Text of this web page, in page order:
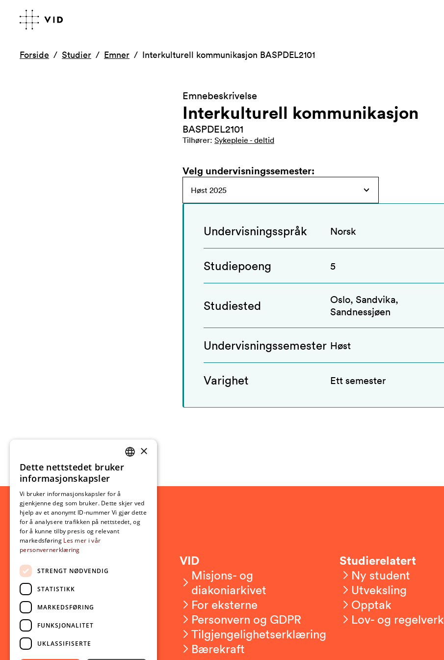
Forside Studier Emner Interkulturell kommunikasjon BASPDEL2101
Emnebeskrivelse
Interkulturell kommunikasjon
BASPDEL2101
Tilhører: Sykepleie - deltid
Velg undervisningssemester:
Undervisningsspråk Norsk
Studiepoeng 5
Studiested
Oslo, Sandvika,
Sandnessjøen
Undervisningssemester Høst
Varighet Ett semester
Kontakt oss
Om VID
Ansatte
Presserom
Sikkerhet og beredskap
VID
Misjons- og
diakoniarkivet
For eksterne
Personvern og GDPR
Tilgjengelighetserklæring
Bærekraft
Studierelatert
Ny student
Utveksling
Opptak
Lov- og regelverk
NORWEGIAN
×
Dette nettstedet bruker
informasjonskapsler
Vi bruker informasjonskapsler for å
gjenkjenne deg som bruker. Dette skjer ved
hjelp av et anonymt ID-nummer Vi gjør dette
for å analysere trafikken på nettstedet, og
for å kunne tilby presis og relevant
markedsføring Les mer i vår
personvernerklæring
STRENGT NØDVENDIG
STATISTIKK
MARKEDSFØRING
FUNKSJONALITET
UKLASSIFISERTE